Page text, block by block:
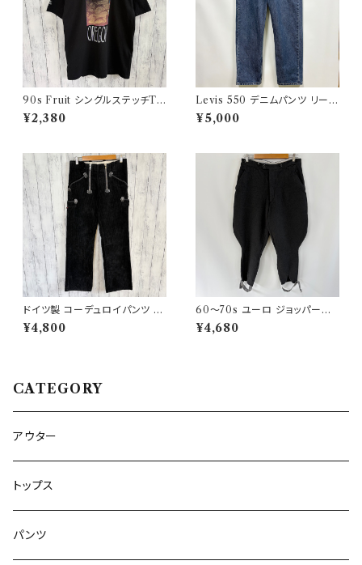
90s Fruit シングルステッチTシ
ャツ プリントT
¥2,380
Levis 550 デニムパンツ リーバ
イス ワイドデニム 3
¥5,000
ドイツ製 コーデュロイパンツ ワ
ークパンツ ユーロワーク
¥4,800
60〜70s ユーロ ジョッパーズ
パンツ ウールパンツ ヴィンテー
ジ 5
¥4,680
CATEGORY
アウター
トップス
パンツ